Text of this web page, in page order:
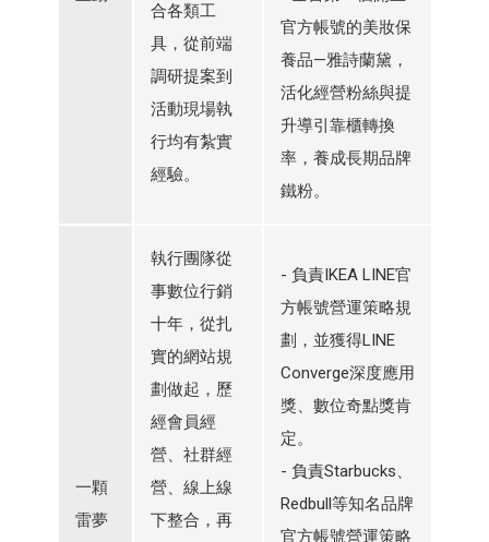
合各類工
具，從前端
調研提案到
活動現場執
行均有紮實
經驗。
官方帳號的美妝保
養品—雅詩蘭黛，
活化經營粉絲與提
升導引靠櫃轉換
率，養成長期品牌
鐵粉。
一顆
雷夢
執行團隊從
事數位行銷
十年，從扎
實的網站規
劃做起，歷
經會員經
營、社群經
營、線上線
下整合，再
- 負責IKEA LINE官
方帳號營運策略規
劃，並獲得LINE
Converge深度應用
獎、數位奇點獎肯
定。
- 負責Starbucks、
Redbull等知名品牌
官方帳號營運策略